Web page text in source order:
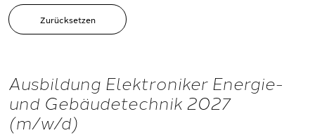
Zurücksetzen
Ausbildung Elektroniker Energie-
und Gebäudetechnik 2027
(m/w/d)